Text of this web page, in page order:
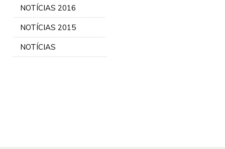
NOTÍCIAS 2016
NOTÍCIAS 2015
NOTÍCIAS